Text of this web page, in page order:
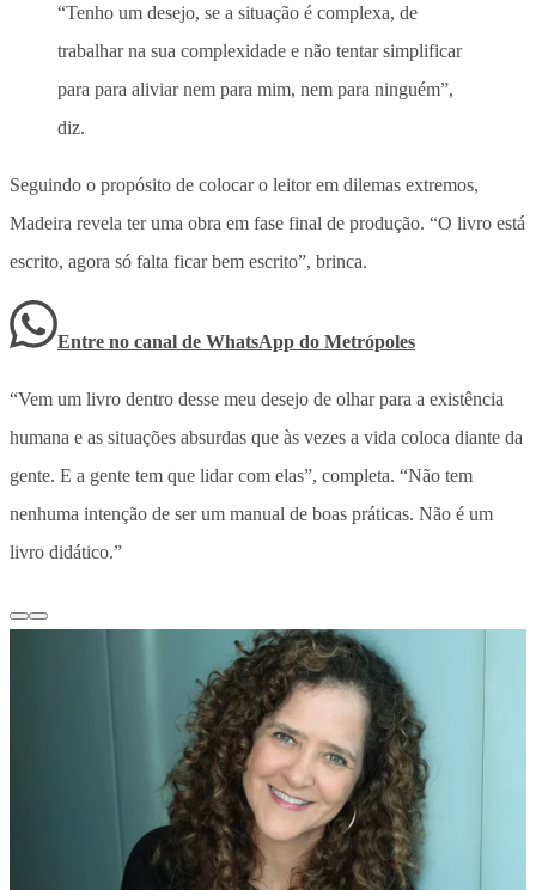
“Tenho um desejo, se a situação é complexa, de
trabalhar na sua complexidade e não tentar simplificar
para para aliviar nem para mim, nem para ninguém”,
diz.
Seguindo o propósito de colocar o leitor em dilemas extremos,
Madeira revela ter uma obra em fase final de produção. “O livro está
escrito, agora só falta ficar bem escrito”, brinca.
Entre no canal de WhatsApp do Metrópoles
“Vem um livro dentro desse meu desejo de olhar para a existência
humana e as situações absurdas que às vezes a vida coloca diante da
gente. E a gente tem que lidar com elas”, completa. “Não tem
nenhuma intenção de ser um manual de boas práticas. Não é um
livro didático.”